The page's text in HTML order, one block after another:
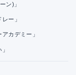
ン)」
ー」
カデミー」